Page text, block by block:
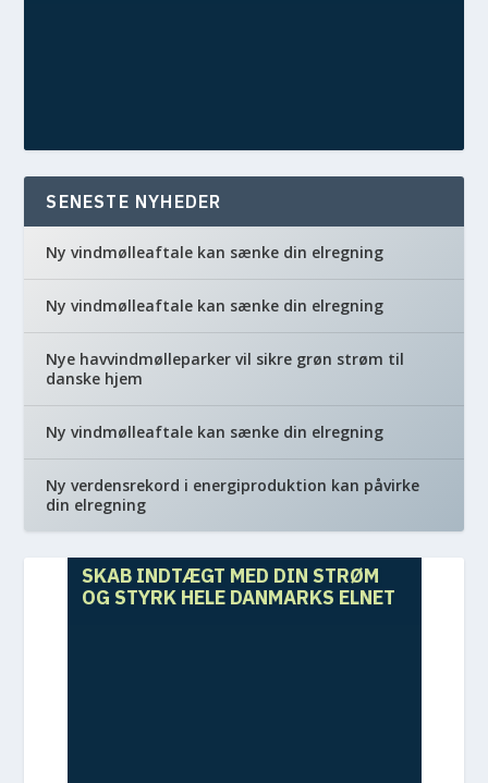
SENESTE NYHEDER
Ny vindmølleaftale kan sænke din elregning
Ny vindmølleaftale kan sænke din elregning
Nye havvindmølleparker vil sikre grøn strøm til
danske hjem
Ny vindmølleaftale kan sænke din elregning
Ny verdensrekord i energiproduktion kan påvirke
din elregning
SKAB INDTÆGT MED DIN STRØM
OG STYRK HELE DANMARKS ELNET